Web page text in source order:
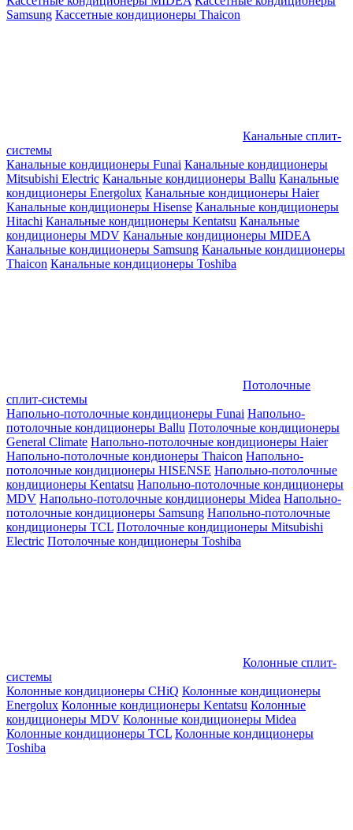
Samsung Кассетные кондиционеры Thaicon
Канальные сплит-
системы
Канальные кондиционеры Funai Канальные кондиционеры
Mitsubishi Electric Канальные кондиционеры Ballu Канальные
кондиционеры Energolux Канальные кондиционеры Haier
Канальные кондиционеры Hisense Канальные кондиционеры
Hitachi Канальные кондиционеры Kentatsu Канальные
кондиционеры MDV Канальные кондиционеры MIDEA
Канальные кондиционеры Samsung Канальные кондиционеры
Thaicon Канальные кондиционеры Toshiba
Потолочные
сплит-системы
Напольно-потолочные кондиционеры Funai Напольно-
потолочные кондиционеры Ballu Потолочные кондиционеры
General Climate Напольно-потолочные кондиционеры Haier
Напольно-потолочные кондионеры Thaicon Напольно-
потолочные кондиционеры HISENSE Напольно-потолочные
кондиционеры Kentatsu Напольно-потолочные кондиционеры
MDV Напольно-потолочные кондиционеры Midea Напольно-
потолочные кондиционеры Samsung Напольно-потолочные
кондиционеры TCL Потолочные кондиционеры Mitsubishi
Electric Потолочные кондиционеры Toshiba
Колонные сплит-
системы
Колонные кондиционеры CHiQ Колонные кондиционеры
Energolux Колонные кондиционеры Kentatsu Колонные
кондиционеры MDV Колонные кондиционеры Midea
Колонные кондиционеры TCL Колонные кондиционеры
Toshiba